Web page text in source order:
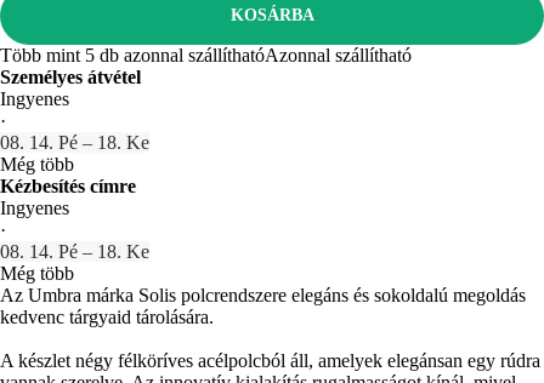
KOSÁRBA
Több mint 5 db azonnal szállíthatóAzonnal szállítható
Személyes átvétel
Ingyenes
·
08. 14. Pé – 18. Ke
Még több
Kézbesítés címre
Ingyenes
·
08. 14. Pé – 18. Ke
Még több
Az Umbra márka Solis polcrendszere elegáns és sokoldalú megoldás
kedvenc tárgyaid tárolására.
A készlet négy félköríves acélpolcból áll, amelyek elegánsan egy rúdra